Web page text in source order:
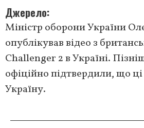
Джерело
Міністр оборони України
опублікував відео з
Challenger 2 в Україні.
офіційно підтвердили, що
Україну.